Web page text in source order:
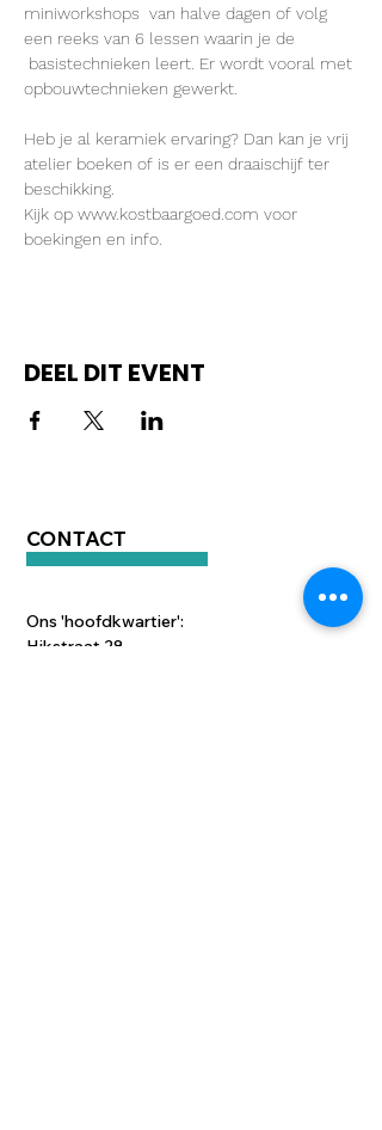
miniworkshops  van halve dagen of volg
een reeks van 6 lessen waarin je de
basistechnieken leert. Er wordt vooral met
opbouwtechnieken gewerkt.
Heb je al keramiek ervaring? Dan kan je vrij
atelier boeken of is er een draaischijf ter
beschikking.
Kijk op www.kostbaargoed.com voor
boekingen en info.
DEEL DIT EVENT
CONTACT
Ons 'hoofdkwartier':
Hikstraat 28